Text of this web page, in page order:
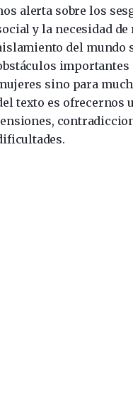
alerta sobre los
y la necesidad
del mundo
importantes
sino para
texto es ofrecernos